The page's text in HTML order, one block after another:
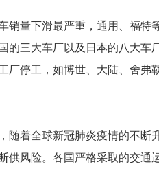
量下滑最严重，通用、福特
的三大车厂以及日本的八大
厂停工，如博世、大陆、舍弗
着全球新冠肺炎疫情的不断
供风险。各国严格采取的交通